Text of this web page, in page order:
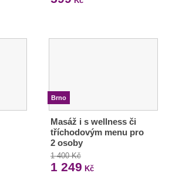
Brno
Masáž i s wellness či
tříchodovým menu pro
2 osoby
1 400 Kč
1 249 Kč